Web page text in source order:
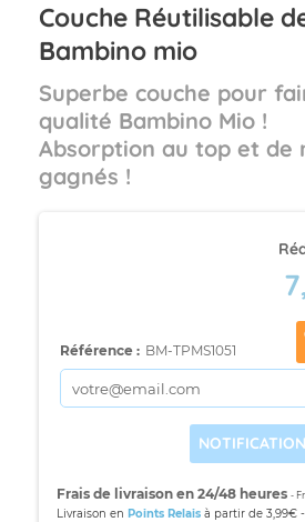
Couche Réutilisable
Bambino mio
Superbe couche pour
qualité Bambino Mio !
Absorption au top et de
gagnés !
Référence : BM-TPMS1051
Frais de livraison en 24/48 heures -
Livraison en Points Relaisà partir de 3,99€ -